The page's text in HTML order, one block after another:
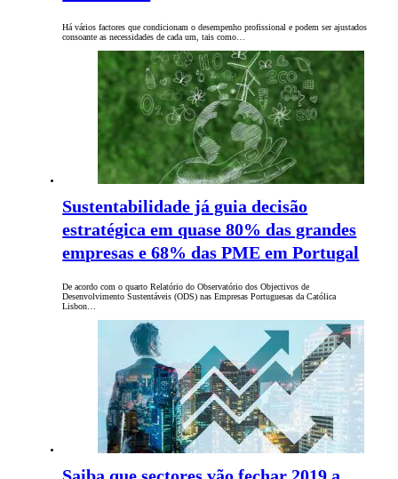
Há vários factores que condicionam o desempenho profissional e podem ser ajustados
consoante as necessidades de cada um, tais como…
Sustentabilidade já guia decisão
estratégica em quase 80% das grandes
empresas e 68% das PME em Portugal
De acordo com o quarto Relatório do Observatório dos Objectivos de
Desenvolvimento Sustentáveis (ODS) nas Empresas Portuguesas da Católica
Lisbon…